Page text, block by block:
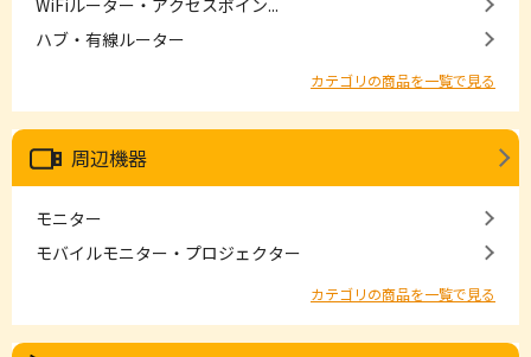
WiFiルーター・アクセスポイン...
ハブ・有線ルーター
カテゴリの商品を一覧で見る
周辺機器
モニター
モバイルモニター・プロジェクター
カテゴリの商品を一覧で見る